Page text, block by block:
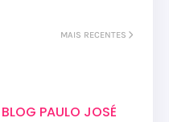
MAIS RECENTES
BLOG PAULO JOSÉ